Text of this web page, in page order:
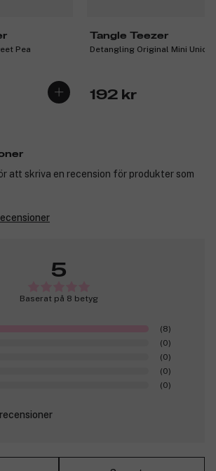
Pea
Tangle Teezer
Detangling Original Mini
192 kr
att skriva en recension för produkter som
5
Baserat på 8 betyg
(8)
(0)
(0)
(0)
(0)